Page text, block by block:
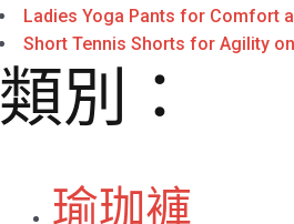
Ladies Yoga Pants for Comfort
Short Tennis Shorts for Agility
類別：
瑜珈褲